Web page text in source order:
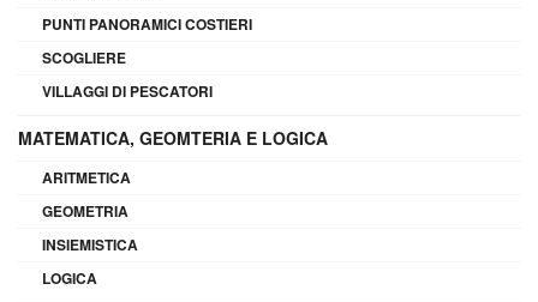
PUNTI PANORAMICI COSTIERI
SCOGLIERE
VILLAGGI DI PESCATORI
MATEMATICA, GEOMTERIA E LOGICA
ARITMETICA
GEOMETRIA
INSIEMISTICA
LOGICA